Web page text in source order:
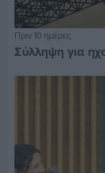
Πριν 10 ημέρες
Σύλληψη για